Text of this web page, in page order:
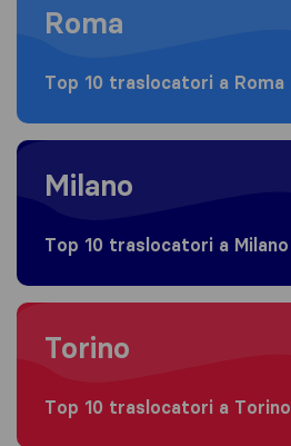
Roma
Top 10 traslocatori a Roma
Moving to Milano
Milano
Top 10 traslocatori a Milano
Moving to Torino
Torino
Top 10 traslocatori a Torino